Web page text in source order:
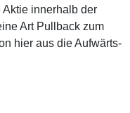
Aktie innerhalb der
Art Pullback zum
hier aus die Aufwärts-